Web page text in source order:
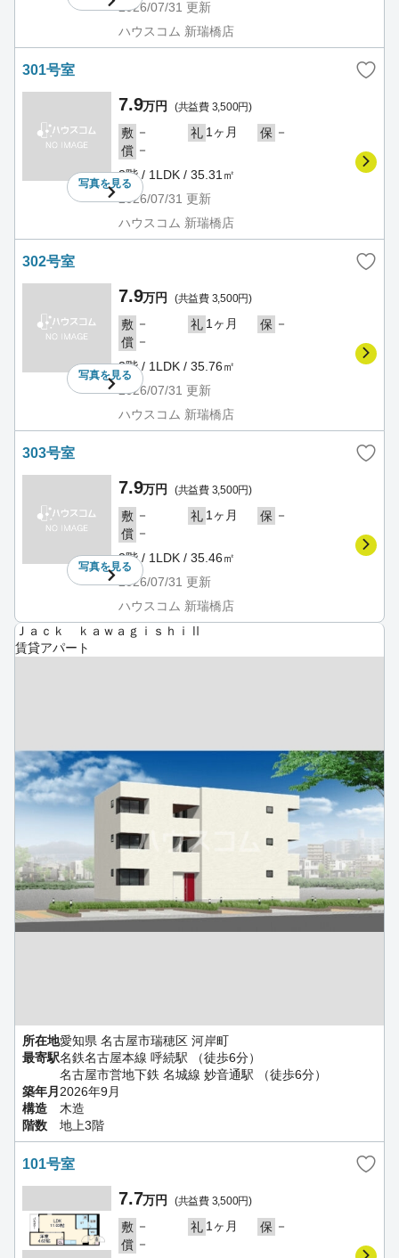
2026/07/31 更新
ハウスコム 新瑞橋店
301号室
写真を見る
7.9万円 (共益費 3,500円)
敷 － 礼 1ヶ月 保 －
償 －
3階 / 1LDK / 35.31㎡
2026/07/31 更新
ハウスコム 新瑞橋店
302号室
写真を見る
7.9万円 (共益費 3,500円)
敷 － 礼 1ヶ月 保 －
償 －
3階 / 1LDK / 35.76㎡
2026/07/31 更新
ハウスコム 新瑞橋店
303号室
写真を見る
7.9万円 (共益費 3,500円)
敷 － 礼 1ヶ月 保 －
償 －
3階 / 1LDK / 35.46㎡
2026/07/31 更新
ハウスコム 新瑞橋店
Ｊａｃｋ ｋａｗａｇｉｓｈｉⅡ
賃貸アパート
所在地愛知県 名古屋市瑞穂区 河岸町
最寄駅名鉄名古屋本線 呼続駅 （徒歩6分）
名古屋市営地下鉄 名城線 妙音通駅 （徒歩6分）
築年月 2026年9月
構造
木造
階数
地上3階
101号室
7.7万円 (共益費 3,500円)
敷 － 礼 1ヶ月 保 －
償 －